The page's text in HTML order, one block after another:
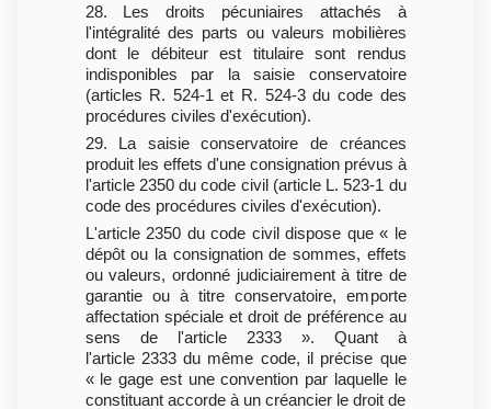
28. Les droits pécuniaires attachés à
l'intégralité des parts ou valeurs mobilières
dont le débiteur est titulaire sont rendus
indisponibles par la saisie conservatoire
(articles R. 524-1 et R. 524-3 du code des
procédures civiles d'exécution).
29. La saisie conservatoire de créances
produit les effets d'une consignation prévus à
l'article 2350 du code civil (article L. 523-1 du
code des procédures civiles d'exécution).
L'article 2350 du code civil dispose que « le
dépôt ou la consignation de sommes, effets
ou valeurs, ordonné judiciairement à titre de
garantie ou à titre conservatoire, emporte
affectation spéciale et droit de préférence au
sens de l'article 2333 ». Quant à
l'article 2333 du même code, il précise que
« le gage est une convention par laquelle le
constituant accorde à un créancier le droit de